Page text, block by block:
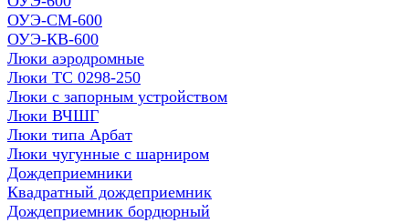
ОУЭ-СМ-600
ОУЭ-КВ-600
Люки аэродромные
Люки ТС 0298-250
Люки с запорным устройством
Люки ВЧШГ
Люки типа Арбат
Люки чугунные с шарниром
Дождеприемники
Квадратный дождеприемник
Дождеприемник бордюрный